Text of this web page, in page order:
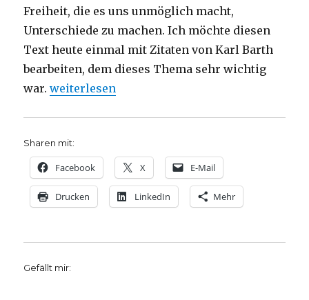
Freiheit, die es uns unmöglich macht,
Unterschiede zu machen. Ich möchte diesen
Text heute einmal mit Zitaten von Karl Barth
bearbeiten, dem dieses Thema sehr wichtig
war.„Predigt über Römer 10, 9-18, Christoph
weiterlesen
Sharen mit:
Facebook X E-Mail
Drucken LinkedIn Mehr
Gefällt mir: